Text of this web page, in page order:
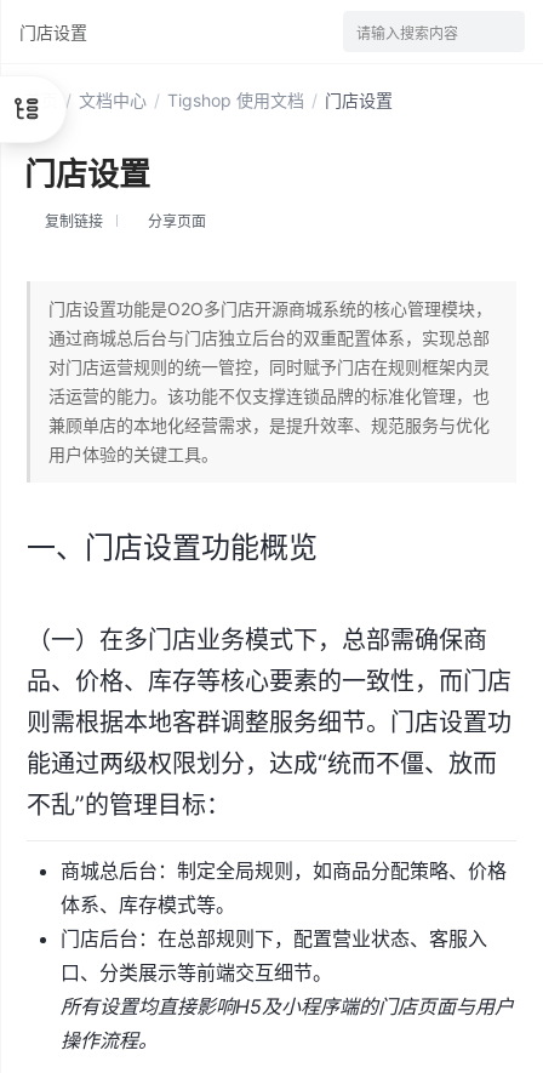
首页 / 文档中心 / Tigshop 使用文档 / 门店设置
门店设置
复制链接 分享页面
门店设置功能是O2O多门店开源商城系统的核心管理模块，
通过商城总后台与门店独立后台的双重配置体系，实现总部
对门店运营规则的统一管控，同时赋予门店在规则框架内灵
活运营的能力。该功能不仅支撑连锁品牌的标准化管理，也
兼顾单店的本地化经营需求，是提升效率、规范服务与优化
用户体验的关键工具。
一、门店设置功能概览
（一）在多门店业务模式下，总部需确保商
品、价格、库存等核心要素的一致性，而门店
则需根据本地客群调整服务细节。门店设置功
能通过两级权限划分，达成“统而不僵、放而
不乱”的管理目标：
商城总后台：制定全局规则，如商品分配策略、价格
体系、库存模式等。
门店后台：在总部规则下，配置营业状态、客服入
口、分类展示等前端交互细节。
所有设置均直接影响H5及小程序端的门店页面与用户
操作流程。
门店设置 请输入搜索内容